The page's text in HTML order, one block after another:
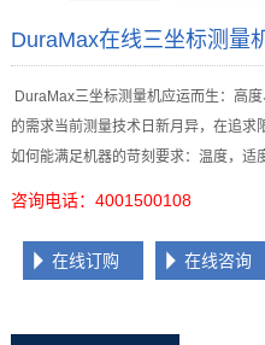
DuraMax在线三坐标测量
DuraMax三坐标测量机应运而生：高
的需求当前测量技术日新月异，在追求
如何能满足机器的苛刻要求：温度，适
咨询电话：4001500108
在线订购 在线咨询